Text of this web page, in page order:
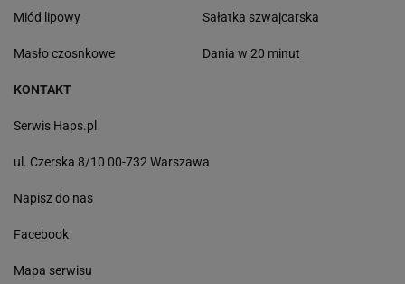
Miód lipowy
Masło czosnkowe
Sałatka szwajcarska
Dania w 20 minut
KONTAKT
Serwis Haps.pl
ul. Czerska 8/10 00-732 Warszawa
Napisz do nas
Facebook
Mapa serwisu